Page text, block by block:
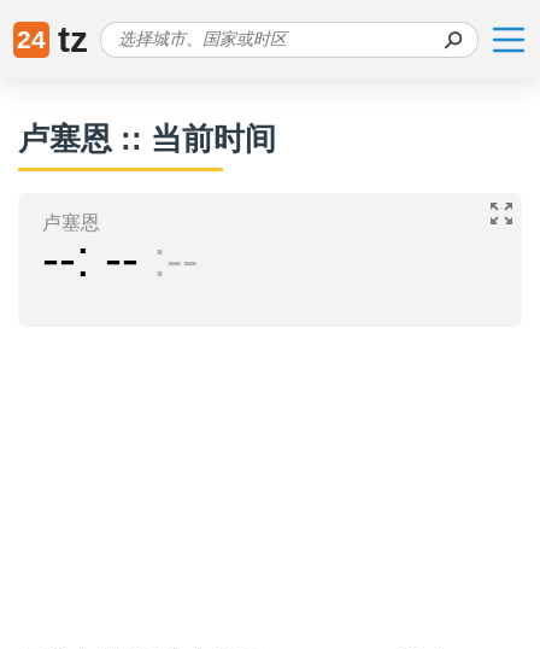
24 tz
卢塞恩 :: 当前时间
卢塞恩
-- -- --